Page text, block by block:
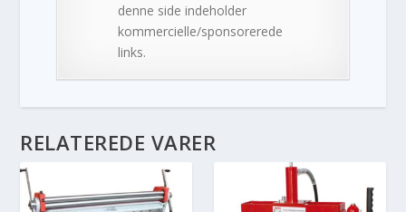
denne side indeholder
kommercielle/sponsorerede
links.
RELATEREDE VARER